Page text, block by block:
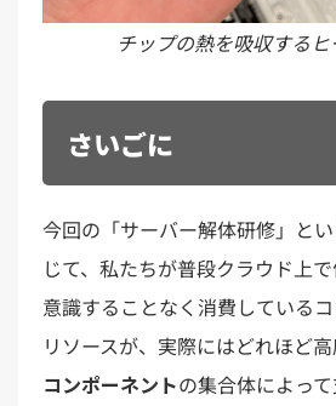
チップの熱を吸収する
さいごに
今回の「サーバー解体研修」と
じて、私たちが普段クラウド上
意識することなく消費している
リソースが、実際にはどれほど
コンポーネントの集合体によっ